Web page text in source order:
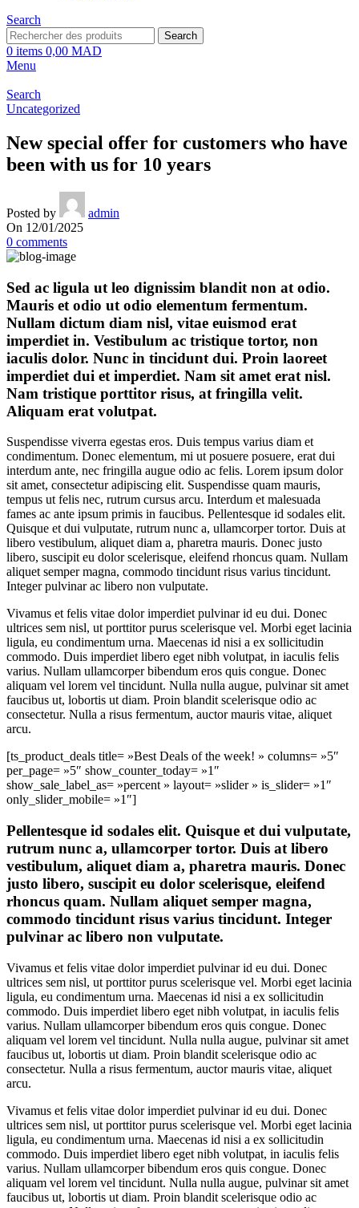
Search
Search
0 items 0,00 MAD
Menu
Search
Uncategorized
New special offer for customers who have
been with us for 10 years
Posted by
admin
On 12/01/2025
0 comments
Sed ac ligula ut leo dignissim blandit non at odio.
Mauris et odio ut odio elementum fermentum.
Nullam dictum diam nisl, vitae euismod erat
imperdiet in. Vestibulum ac tristique tortor, non
iaculis dolor. Nunc in tincidunt dui. Proin laoreet
imperdiet dui et imperdiet. Nam sit amet erat nisl.
Nam tristique porttitor risus, at fringilla velit.
Aliquam erat volutpat.
Suspendisse viverra egestas eros. Duis tempus varius diam et
condimentum. Donec elementum, mi ut posuere posuere, erat dui
interdum ante, nec fringilla augue odio ac felis. Lorem ipsum dolor
sit amet, consectetur adipiscing elit. Suspendisse quam mauris,
tempus ut felis nec, rutrum cursus arcu. Interdum et malesuada
fames ac ante ipsum primis in faucibus. Pellentesque id sodales elit.
Quisque et dui vulputate, rutrum nunc a, ullamcorper tortor. Duis at
libero vestibulum, aliquet diam a, pharetra mauris. Donec justo
libero, suscipit eu dolor scelerisque, eleifend rhoncus quam. Nullam
aliquet semper magna, commodo tincidunt risus varius tincidunt.
Integer pulvinar ac libero non vulputate.
Vivamus et felis vitae dolor imperdiet pulvinar id eu dui. Donec
ultrices sem nisl, ut porttitor purus scelerisque vel. Morbi eget lacinia
ligula, eu condimentum urna. Maecenas id nisi a ex sollicitudin
commodo. Duis imperdiet libero eget nibh volutpat, in iaculis felis
varius. Nullam ullamcorper bibendum eros quis congue. Donec
aliquam vel lorem vel tincidunt. Nulla nulla augue, pulvinar sit amet
faucibus ut, lobortis ut diam. Proin blandit scelerisque odio ac
consectetur. Nulla a risus fermentum, auctor mauris vitae, aliquet
arcu.
[ts_product_deals title= »Best Deals of the week! » columns= »5″
per_page= »5″ show_counter_today= »1″
show_sale_label_as= »percent » layout= »slider » is_slider= »1″
only_slider_mobile= »1″]
Pellentesque id sodales elit. Quisque et dui vulputate,
rutrum nunc a, ullamcorper tortor. Duis at libero
vestibulum, aliquet diam a, pharetra mauris. Donec
justo libero, suscipit eu dolor scelerisque, eleifend
rhoncus quam. Nullam aliquet semper magna,
commodo tincidunt risus varius tincidunt. Integer
pulvinar ac libero non vulputate.
Vivamus et felis vitae dolor imperdiet pulvinar id eu dui. Donec
ultrices sem nisl, ut porttitor purus scelerisque vel. Morbi eget lacinia
ligula, eu condimentum urna. Maecenas id nisi a ex sollicitudin
commodo. Duis imperdiet libero eget nibh volutpat, in iaculis felis
varius. Nullam ullamcorper bibendum eros quis congue. Donec
aliquam vel lorem vel tincidunt. Nulla nulla augue, pulvinar sit amet
faucibus ut, lobortis ut diam. Proin blandit scelerisque odio ac
consectetur. Nulla a risus fermentum, auctor mauris vitae, aliquet
arcu.
Vivamus et felis vitae dolor imperdiet pulvinar id eu dui. Donec
ultrices sem nisl, ut porttitor purus scelerisque vel. Morbi eget lacinia
ligula, eu condimentum urna. Maecenas id nisi a ex sollicitudin
commodo. Duis imperdiet libero eget nibh volutpat, in iaculis felis
varius. Nullam ullamcorper bibendum eros quis congue. Donec
aliquam vel lorem vel tincidunt. Nulla nulla augue, pulvinar sit amet
faucibus ut, lobortis ut diam. Proin blandit scelerisque odio ac